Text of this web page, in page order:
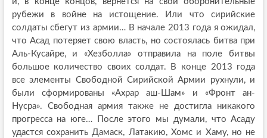
рубежи в войне на истощение. Или что сирийские
солдаты сбегут из армии… В начале 2013 года я ожидал,
что Асад потеряет свою власть, но состоялась битва при
Аль-Кусайре, и «Хезболла» отправила на поле битвы
большое количество своих солдат. В конце 2013 года
все элементы Свободной Сирийской Армии рухнули, и
были сформированы «Ахрар аш-Шам» и «Фронт ан-
Нусра». Свободная армия также не достигла никакого
прогресса на юге… После этого мы думали, что Асаду
удастся сохранить Дамаск, Латакию, Хомс и Хаму, но не